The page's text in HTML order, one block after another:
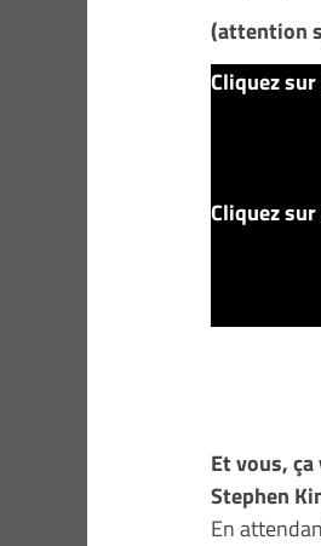
(attention
Cliquez
Cliquez
Et vous,
Stephen
En